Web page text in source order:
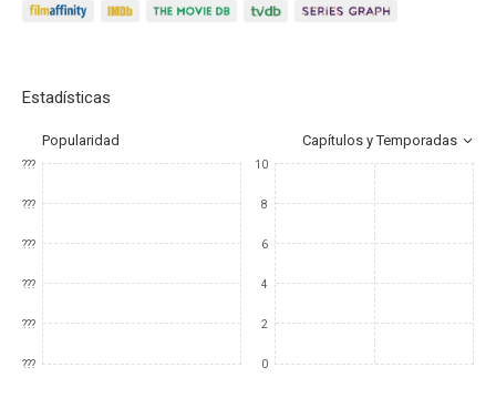
Estadísticas
Popularidad Capítulos y Temporadas
???
???
???
???
???
???
10
8
6
4
2
0